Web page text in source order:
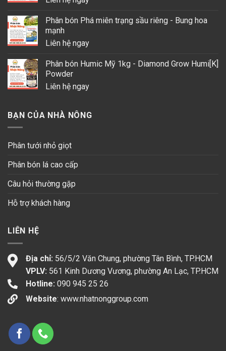
Phân bón Phá miên trạng sầu riêng - Bung hoa
mạnh
Liên hệ ngay
Phân bón Humic Mỹ 1kg - Diamond Grow Humi[K]
Powder
Liên hệ ngay
BẠN CỦA NHÀ NÔNG
Phân tưới nhỏ giọt
Phân bón lá cao cấp
Câu hỏi thường gặp
Hỗ trợ khách hàng
LIÊN HỆ
Địa chỉ: 56/5/2 Văn Chung, phường Tân Bình, TP.HCM
VPLV: 561 Kinh Dương Vương, phường An Lạc, TP.HCM
Hotline: 090 945 25 26
Website: www.nhatnonggroup.com